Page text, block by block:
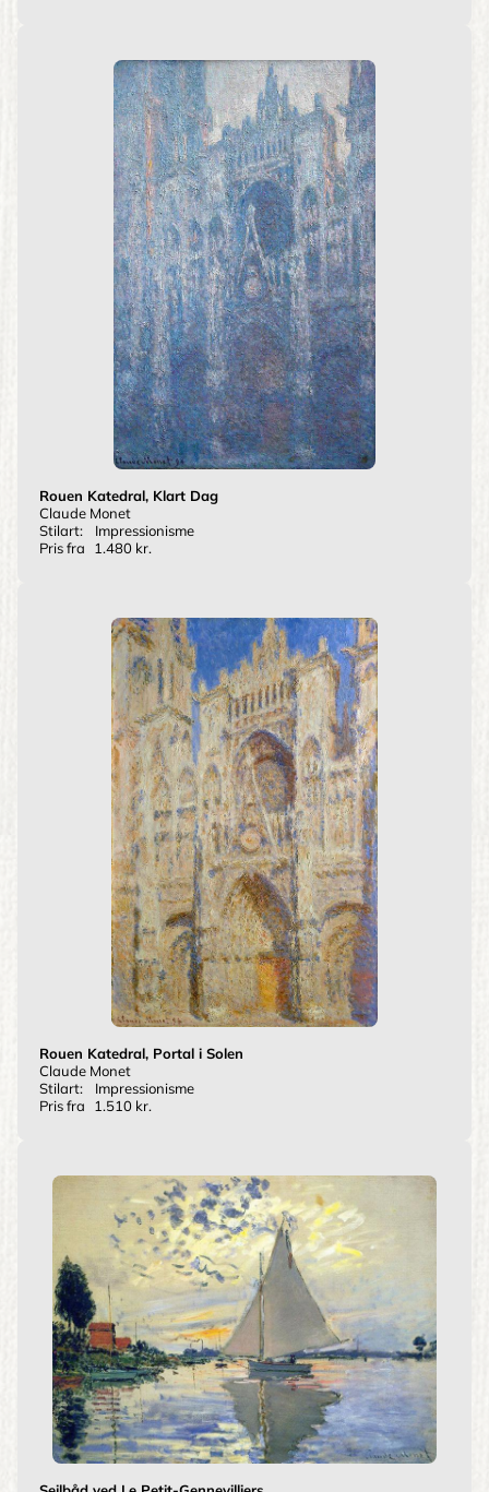
Rouen Katedral, Klart Dag
Claude Monet
Stilart:
Impressionisme
Pris fra
1.480 kr.
Rouen Katedral, Portal i Solen
Claude Monet
Stilart:
Impressionisme
Pris fra
1.510 kr.